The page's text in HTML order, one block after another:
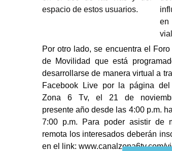
espacio de estos usuarios.
en
Por otro lado, se encuentra el Foro
de Movilidad que está
desarrollarse de manera virtual a
Facebook Live por la página del
Zona 6 Tv, el 21 de
presente año desde las 4:00 p.m.
7:00 p.m. Para poder asistir de
remota los interesados deberán
en el link: www.canalzona6tv.com/